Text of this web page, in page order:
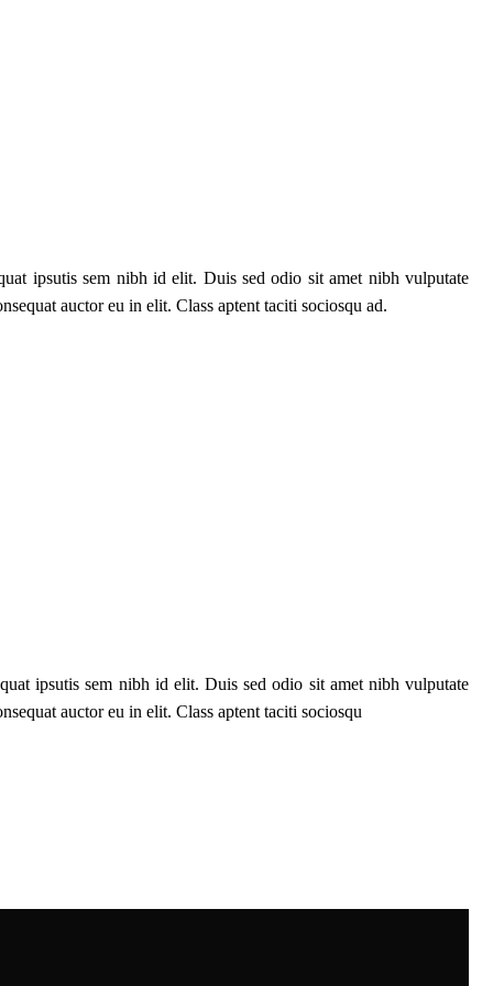
ipsutis sem nibh id elit. Duis sed odio sit amet nibh vulputate
auctor eu in elit. Class aptent taciti sociosqu ad.
ipsutis sem nibh id elit. Duis sed odio sit amet nibh vulputate
auctor eu in elit. Class aptent taciti sociosqu